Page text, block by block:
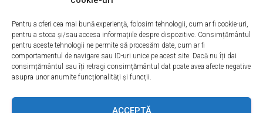
Pentru a oferi cea mai bună experiență, folosim tehnologii, cum ar fi cookie-uri,
pentru a stoca și/sau accesa informațiile despre dispozitive. Consimțământul
pentru aceste tehnologii ne permite să procesăm date, cum ar fi
comportamentul de navigare sau ID-uri unice pe acest site. Dacă nu îți dai
consimțământul sau îți retragi consimțământul dat poate avea afecte negative
asupra unor anumite funcționalități și funcții.
ACCEPTĂ
problema cu un frigider beko? Tot ce trebuie sa faceti
este sa ne sunati va oferim reparatii in Citește mai mult
DESPRE NOI SERVICII